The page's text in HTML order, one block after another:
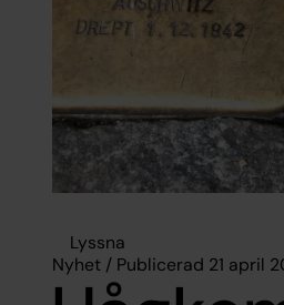
Lyssna
Nyhet / Publicerad 21 april